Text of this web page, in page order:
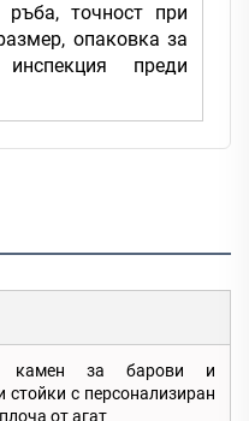
точност при
опаковка за
преди
камен за барови и
стойки с персонализиран
от агат